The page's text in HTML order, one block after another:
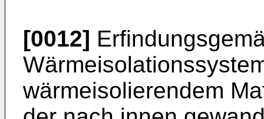
[0012]
wärmeisolierendem